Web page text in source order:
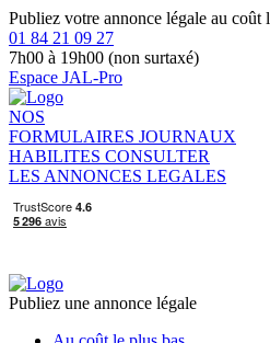
Publiez votre annonce légale au coût
01 84 21 09 27
7h00 à 19h00 (non surtaxé)
Espace JAL-Pro
NOS
FORMULAIRES JOURNAUX
HABILITES CONSULTER
LES ANNONCES LEGALES
Publiez une annonce légale